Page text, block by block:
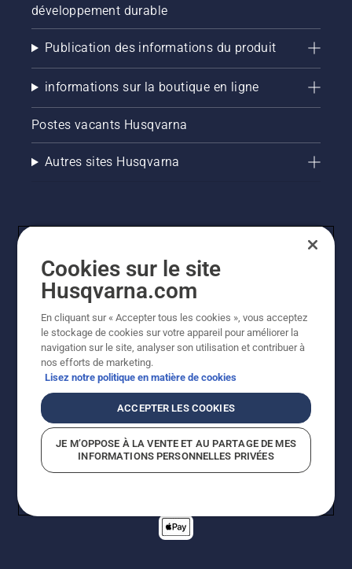
développement durable
Publication des informations du produit
informations sur la boutique en ligne
Postes vacants Husqvarna
Autres sites Husqvarna
© Husqvarna AB (publ). Tous droits réservés. Les prix
indiqués sont des prix de vente conseillés. Tous les prix
indiqués sont des prix de vente recommandés (TVA
incluse), sauf si le produit est disponible pour un achat
direct.
Politique relative aux cookiesConditions d'utilisation
Cookies sur le site
Husqvarna.com
En cliquant sur « Accepter tous les cookies », vous acceptez
le stockage de cookies sur votre appareil pour améliorer la
navigation sur le site, analyser son utilisation et contribuer à
nos efforts de marketing.
Lisez notre politique en matière de cookies
ACCEPTER LES COOKIES
JE M’OPPOSE À LA VENTE ET AU PARTAGE DE MES
INFORMATIONS PERSONNELLES PRIVÉES